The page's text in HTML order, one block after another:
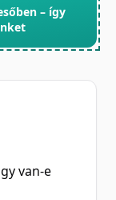
– így
van-e